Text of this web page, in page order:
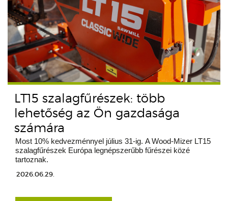
LT15 szalagfűrészek: több
lehetőség az Ön gazdasága
számára
Most 10% kedvezménnyel július 31-ig. A Wood-Mizer LT15
szalagfűrészek Európa legnépszerűbb fűrészei közé
tartoznak.
2026.06.29.